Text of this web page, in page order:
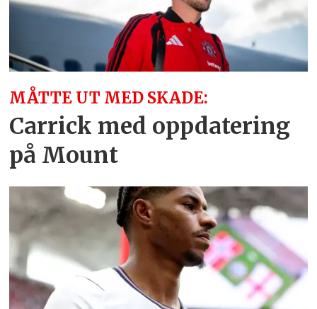
MÅTTE UT MED SKADE:
Carrick med oppdatering
på Mount